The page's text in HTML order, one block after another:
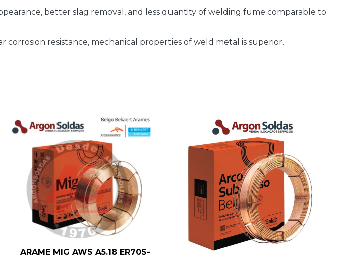
better slag removal, and less quantity of welding fume comparable to
resistance, mechanical properties of weld metal is superior.
ARAME MIG AWS A5.18 ER70S-